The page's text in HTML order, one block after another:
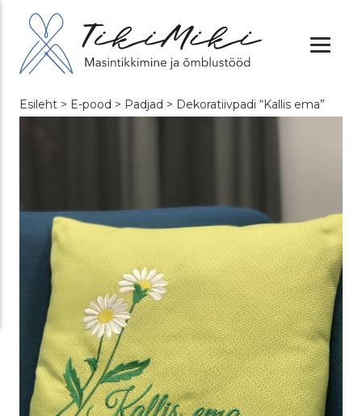
Esileht > E-pood > Padjad > Dekoratiivpadi “Kallis ema”